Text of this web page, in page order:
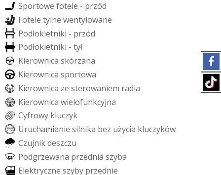
Sportowe fotele - przód
Fotele tylne wentylowane
Podłokietniki - przód
Podłokietniki - tył
Kierownica skórzana
Kierownica sportowa
Kierownica ze sterowaniem radia
Kierownica wielofunkcyjna
Cyfrowy kluczyk
Uruchamianie silnika bez użycia kluczyków
Czujnikdeszczu
Podgrzewana przednia szyba
Elektryczne szyby przednie